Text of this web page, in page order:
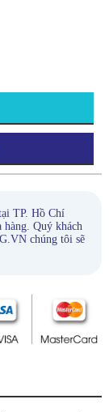
TP. Hồ Chí
Quý khách
chúng tôi sẽ